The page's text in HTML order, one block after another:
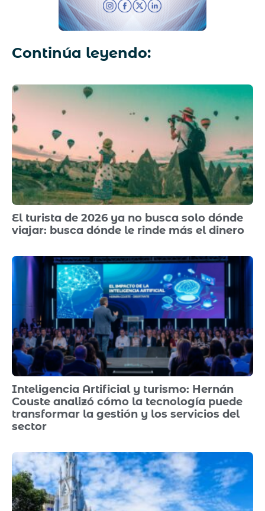
Continúa leyendo:
El turista de 2026 ya no busca solo dónde
viajar: busca dónde le rinde más el dinero
Inteligencia Artificial y turismo: Hernán
Couste analizó cómo la tecnología puede
transformar la gestión y los servicios del
sector